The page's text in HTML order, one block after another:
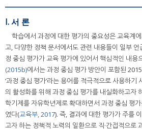
I. 서 론
학습에서 과정에 대한 평가의 중요성은 교육계
고, 다양한 정책 문서에서도 관련 내용들이 일부
정 중심 평가가 교육 평가에 있어서 핵심적인 내용
(2015b)에서는 과정 중심 평가 방안이 포함된
‘과정 중심 평가’라는 용어를 적극적으로 사용하기
의 활성화를 위해 과정 중심 평가를 내실화하고자
학기제를 자유학년제로 확대하면서 과정 중심 평
였다(교육부, 2017). 즉, 결과에 대한 평가가 주를
고자 하는 정책적 노력의 일환으로 직·간접적으로